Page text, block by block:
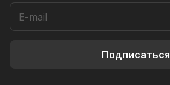
Подписаться